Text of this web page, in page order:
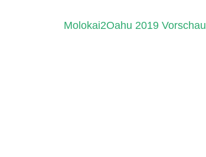
Nächster
Molokai2Oahu 2019 Vorschau